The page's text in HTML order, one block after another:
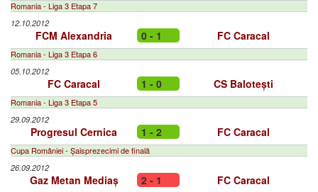
Romania - Liga 3 Etapa 7
12.10.2012
FCM Alexandria 0 - 1 FC Caracal
Romania - Liga 3 Etapa 6
05.10.2012
FC Caracal 1 - 0 CS Balotești
Romania - Liga 3 Etapa 5
29.09.2012
Progresul Cernica 1 - 2 FC Caracal
Cupa României - Șaisprezecimi de finală
26.09.2012
Gaz Metan Mediaș 2 - 1 FC Caracal